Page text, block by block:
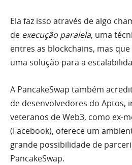
Ela faz isso através de algo
de execução paralela, uma
entres as blockchains, mas
uma solução para a
A PancakeSwap também
de desenvolvedores do Aptos,
veteranos de Web3, como ex-
(Facebook), oferece um
grande possibilidade de
PancakeSwap.